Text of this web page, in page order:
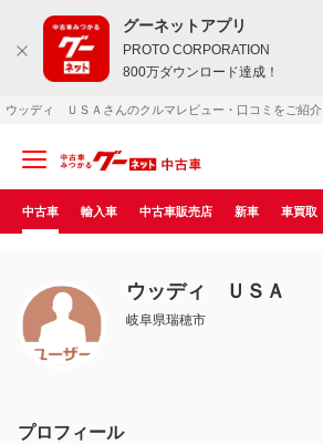
グーネットアプリ
PROTO CORPORATION
800万ダウンロード達成！
ウッディ ＵＳＡさんのクルマレビュー・口コミをご紹介
中古車 輸入車 中古車販売店 新車 車買取
ウッディ ＵＳＡ
岐阜県瑞穂市
プロフィール